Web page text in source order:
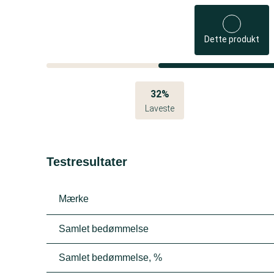
Dette produkt
32%
Laveste
Testresultater
Mærke
Samlet bedømmelse
Samlet bedømmelse, %